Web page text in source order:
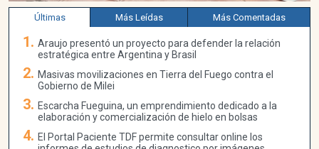
Últimas Más Leídas Más Comentadas
Araujo presentó un proyecto para defender la relación
estratégica entre Argentina y Brasil
Masivas movilizaciones en Tierra del Fuego contra el
Gobierno de Milei
Escarcha Fueguina, un emprendimiento dedicado a la
elaboración y comercialización de hielo en bolsas
El Portal Paciente TDF permite consultar online los